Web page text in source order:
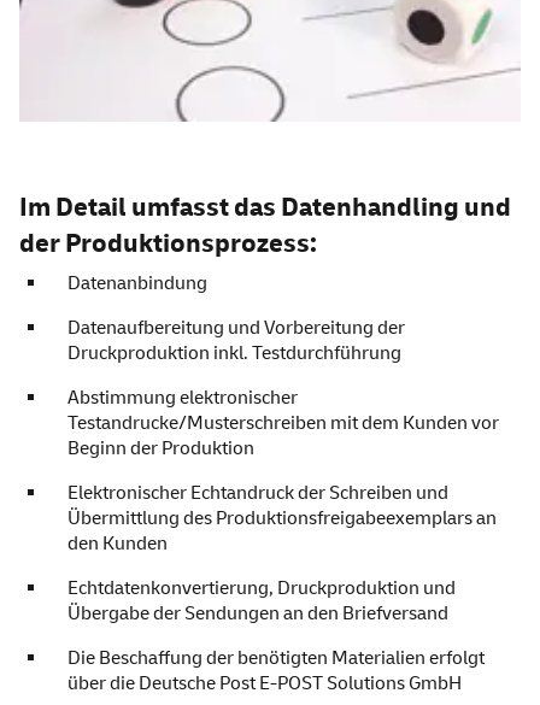
Im Detail umfasst das Datenhandling und
der Produktionsprozess:
Datenanbindung
Datenaufbereitung und Vorbereitung der
Druckproduktion inkl. Testdurchführung
Abstimmung elektronischer
Testandrucke/Musterschreiben mit dem Kunden vor
Beginn der Produktion
Elektronischer Echtandruck der Schreiben und
Übermittlung des Produktionsfreigabeexemplars an
den Kunden
Echtdatenkonvertierung, Druckproduktion und
Übergabe der Sendungen an den Briefversand
Die Beschaffung der benötigten Materialien erfolgt
über die Deutsche Post E-POST Solutions GmbH